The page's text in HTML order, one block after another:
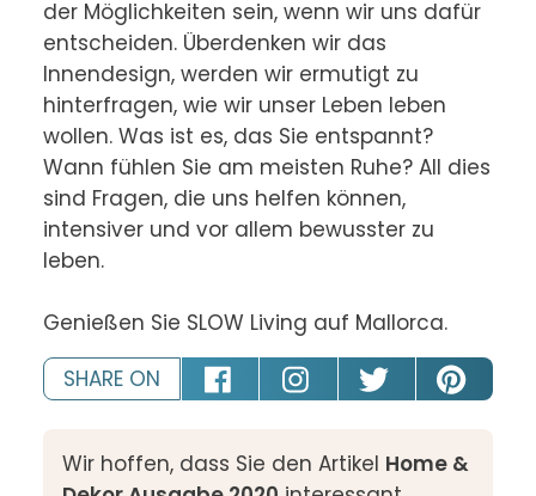
der Möglichkeiten sein, wenn wir uns dafür
entscheiden. Überdenken wir das
Innendesign, werden wir ermutigt zu
hinterfragen, wie wir unser Leben leben
wollen. Was ist es, das Sie entspannt?
Wann fühlen Sie am meisten Ruhe? All dies
sind Fragen, die uns helfen können,
intensiver und vor allem bewusster zu
leben.
Genießen Sie SLOW Living auf Mallorca.
SHARE ON
Wir hoffen, dass Sie den Artikel Home &